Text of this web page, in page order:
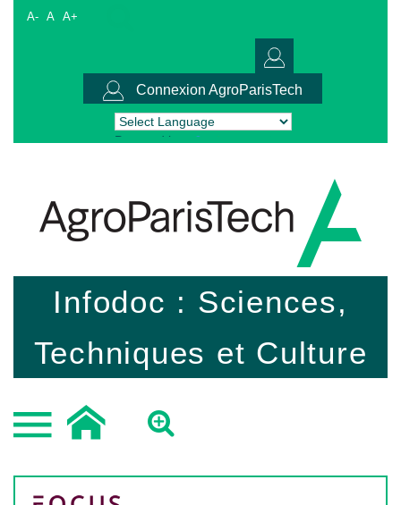
A- A A+
Connexion AgroParisTech
Powered by Translate
Infodoc : Sciences,
Techniques et Culture